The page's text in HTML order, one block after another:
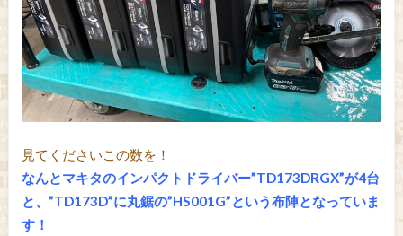
見てくださいこの数を！
なんとマキタのインパクトドライバー”TD173DRGX”が4台
と、”TD173D”に丸鋸の”HS001G”という布陣となっていま
す！